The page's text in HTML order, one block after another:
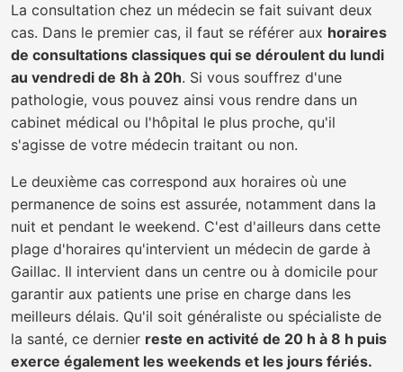
La consultation chez un médecin se fait suivant deux
cas. Dans le premier cas, il faut se référer aux horaires
de consultations classiques qui se déroulent du lundi
au vendredi de 8h à 20h. Si vous souffrez d'une
pathologie, vous pouvez ainsi vous rendre dans un
cabinet médical ou l'hôpital le plus proche, qu'il
s'agisse de votre médecin traitant ou non.
Le deuxième cas correspond aux horaires où une
permanence de soins est assurée, notamment dans la
nuit et pendant le weekend. C'est d'ailleurs dans cette
plage d'horaires qu'intervient un médecin de garde à
Gaillac. Il intervient dans un centre ou à domicile pour
garantir aux patients une prise en charge dans les
meilleurs délais. Qu'il soit généraliste ou spécialiste de
la santé, ce dernier reste en activité de 20 h à 8 h puis
exerce également les weekends et les jours fériés.